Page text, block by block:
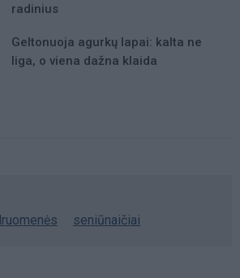
radinius
Geltonuoja agurkų lapai: kalta ne
liga, o viena dažna klaida
seniūnaičiai